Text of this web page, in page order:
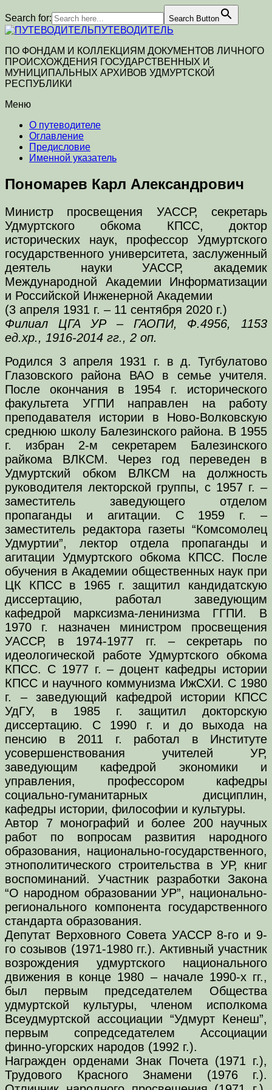
Search for: Search Button
ПУТЕВОДИТЕЛЬ
ПО ФОНДАМ И КОЛЛЕКЦИЯМ ДОКУМЕНТОВ ЛИЧНОГО
ПРОИСХОЖДЕНИЯ ГОСУДАРСТВЕННЫХ И
МУНИЦИПАЛЬНЫХ АРХИВОВ УДМУРТСКОЙ
РЕСПУБЛИКИ
Меню
О путеводителе
Оглавление
Предисловие
Именной указатель
Пономарев Карл Александрович
Министр просвещения УАССР, секретарь
Удмуртского обкома КПСС, доктор
исторических наук, профессор Удмуртского
государственного университета, заслуженный
деятель науки УАССР, академик
Международной Академии Информатизации
и Российской Инженерной Академии
(3 апреля 1931 г. – 11 сентября 2020 г.)
Филиал ЦГА УР – ГАОПИ, Ф.4956, 1153
ед.хр., 1916-2014 гг., 2 оп.
Родился 3 апреля 1931 г. в д. Тугбулатово
Глазовского района ВАО в семье учителя.
После окончания в 1954 г. исторического
факультета УГПИ направлен на работу
преподавателя истории в Ново-Волковскую
среднюю школу Балезинского района. В 1955
г. избран 2-м секретарем Балезинского
райкома ВЛКСМ. Через год переведен в
Удмуртский обком ВЛКСМ на должность
руководителя лекторской группы, с 1957 г. –
заместитель заведующего отделом
пропаганды и агитации. С 1959 г. –
заместитель редактора газеты “Комсомолец
Удмуртии”, лектор отдела пропаганды и
агитации Удмуртского обкома КПСС. После
обучения в Академии общественных наук при
ЦК КПСС в 1965 г. защитил кандидатскую
диссертацию, работал заведующим
кафедрой марксизма-ленинизма ГГПИ. В
1970 г. назначен министром просвещения
УАССР, в 1974-1977 гг. – секретарь по
идеологической работе Удмуртского обкома
КПСС. С 1977 г. – доцент кафедры истории
КПСС и научного коммунизма ИжСХИ. С 1980
г. – заведующий кафедрой истории КПСС
УдГУ, в 1985 г. защитил докторскую
диссертацию. С 1990 г. и до выхода на
пенсию в 2011 г. работал в Институте
усовершенствования учителей УР,
заведующим кафедрой экономики и
управления, профессором кафедры
социально-гуманитарных дисциплин,
кафедры истории, философии и культуры.
Автор 7 монографий и более 200 научных
работ по вопросам развития народного
образования, национально-государственного,
этнополитического строительства в УР, книг
воспоминаний. Участник разработки Закона
“О народном образовании УР”, национально-
регионального компонента государственного
стандарта образования.
Депутат Верховного Совета УАССР 8-го и 9-
го созывов (1971-1980 гг.). Активный участник
возрождения удмуртского национального
движения в конце 1980 – начале 1990-х гг.,
был первым председателем Общества
удмуртской культуры, членом исполкома
Всеудмуртской ассоциации “Удмурт Кенеш”,
первым сопредседателем Ассоциации
финно-угорских народов (1992 г.).
Награжден орденами Знак Почета (1971 г.),
Трудового Красного Знамени (1976 г.).